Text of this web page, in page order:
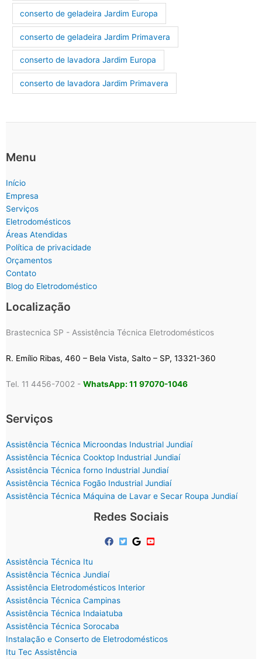
conserto de geladeira Jardim Europa
conserto de geladeira Jardim Primavera
conserto de lavadora Jardim Europa
conserto de lavadora Jardim Primavera
Menu
Início
Empresa
Serviços
Eletrodomésticos
Áreas Atendidas
Política de privacidade
Orçamentos
Contato
Blog do Eletrodoméstico
Localização
Brastecnica SP - Assistência Técnica Eletrodomésticos
R. Emílio Ribas, 460 – Bela Vista, Salto – SP, 13321-360
Tel. 11 4456-7002 - WhatsApp: 11 97070-1046
Serviços
Assistência Técnica Microondas Industrial Jundiaí
Assistência Técnica Cooktop Industrial Jundiaí
Assistência Técnica forno Industrial Jundiaí
Assistência Técnica Fogão Industrial Jundiaí
Assistência Técnica Máquina de Lavar e Secar Roupa Jundiaí
Redes Sociais
Assistência Técnica Itu
Assistência Técnica Jundiaí
Assistência Eletrodomésticos Interior
Assistência Técnica Campinas
Assistência Técnica Indaiatuba
Assistência Técnica Sorocaba
Instalação e Conserto de Eletrodomésticos
Itu Tec Assistência